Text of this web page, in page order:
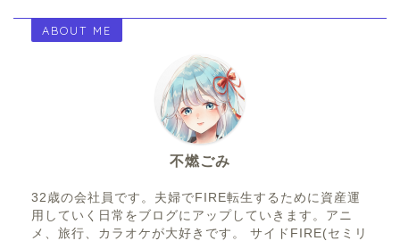
ABOUT ME
不燃ごみ
32歳の会社員です。夫婦でFIRE転生するために資産運
用していく日常をブログにアップしていきます。アニ
メ、旅行、カラオケが大好きです。 サイドFIRE(セミリ